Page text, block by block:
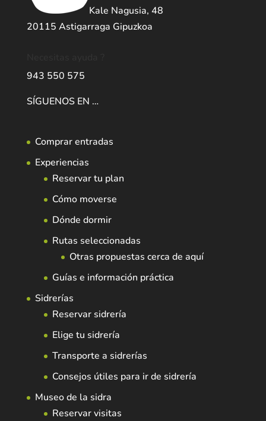
Kale Nagusia, 48
20115 Astigarraga Gipuzkoa
943 550 575
SÍGUENOS EN …
Comprar entradas
Experiencias
Reservar tu plan
Cómo moverse
Dónde dormir
Rutas seleccionadas
Otras propuestas cerca de aquí
Guías e información práctica
Sidrerías
Reservar sidrería
Elige tu sidrería
Transporte a sidrerías
Consejos útiles para ir de sidrería
Museo de la sidra
Reservar visitas